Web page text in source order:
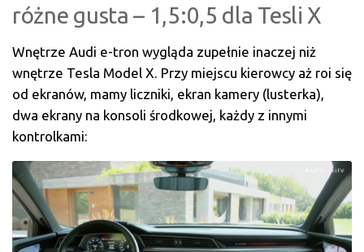
różne gusta – 1,5:0,5 dla Tesli X
Wnętrze Audi e-tron wygląda zupełnie inaczej niż
wnętrze Tesla Model X. Przy miejscu kierowcy aż roi się
od ekranów, mamy liczniki, ekran kamery (lusterka),
dwa ekrany na konsoli środkowej, każdy z innymi
kontrolkami: